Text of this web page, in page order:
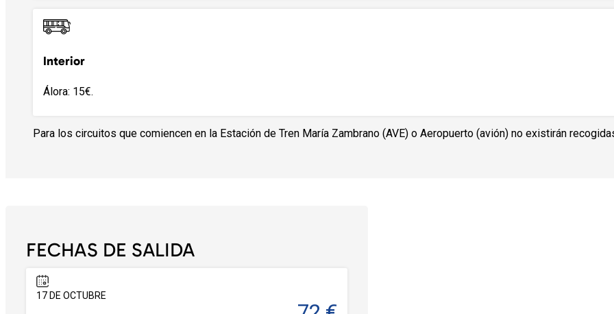
Interior
Álora: 15€.
Para los circuitos que comiencen en la Estación de Tren María Zambrano (AVE) o Aeropuerto (avión) no existirán
FECHAS DE SALIDA
17 DE OCTUBRE